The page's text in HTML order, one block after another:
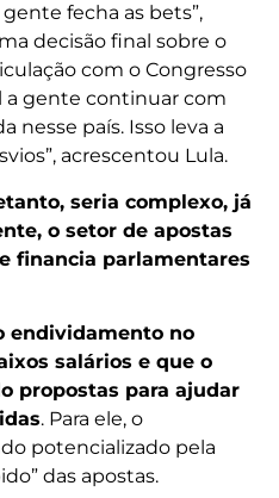
fecha as bets”,
decisão final sobre o
com o Congresso
a gente continuar com
nesse país. Isso leva a
acrescentou Lula.
seria complexo, já
o setor de apostas
financia parlamentares
endividamento no
salários e que o
propostas para ajudar
. Para ele, o
potencializado pela
das apostas.